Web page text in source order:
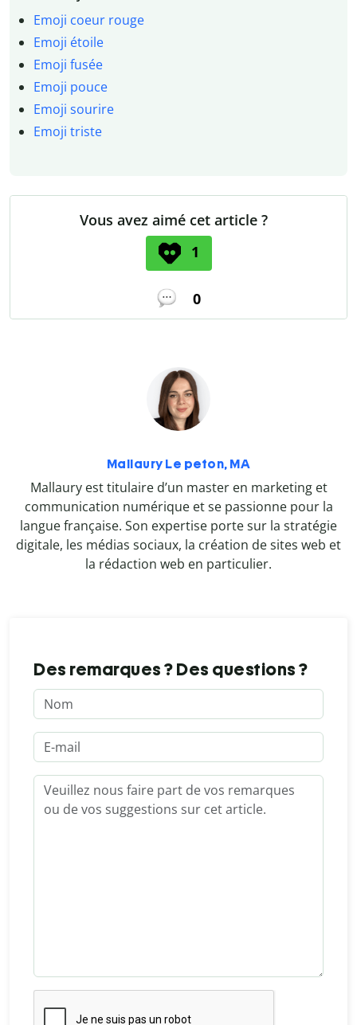
Emoji coeur rouge
Emoji étoile
Emoji fusée
Emoji pouce
Emoji sourire
Emoji triste
Vous avez aimé cet article ?
1
0
Mallaury Le peton, MA
Mallaury est titulaire d’un master en marketing et
communication numérique et se passionne pour la
langue française. Son expertise porte sur la stratégie
digitale, les médias sociaux, la création de sites web et
la rédaction web en particulier.
Des remarques ? Des questions ?